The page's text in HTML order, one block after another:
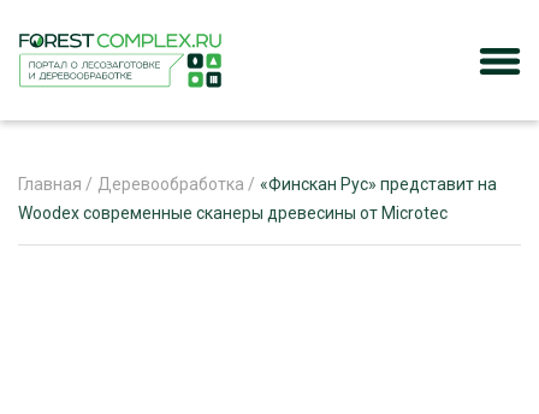
Главная / Деревообработка / «Финскан Рус» представит на
Woodex современные сканеры древесины от Microtec